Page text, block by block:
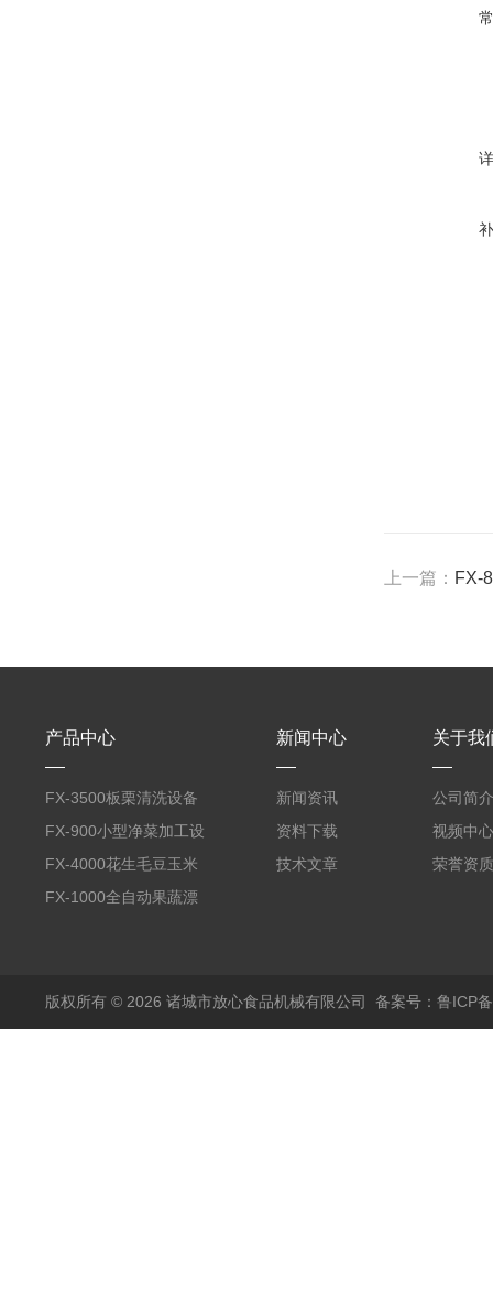
上一篇： FX-
产品中心
FX-3500板栗清洗设备
全自动气泡清洗机
FX-900小型净菜加工设
备野菜清洗机
FX-4000花生毛豆玉米
蒸煮漂烫机
FX-1000全自动果蔬漂
新闻中心
新闻资讯
资料下载
技术文章
关于我
公司简介
视频中心
荣誉资质
版权所有 © 2026 诸城市放心食品机械有限公司 备案号：鲁ICP